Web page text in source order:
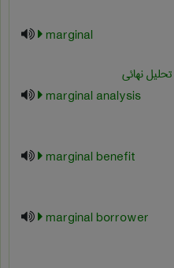
marginal
نهائی
marginal analysis
marginal benefit
marginal borrower